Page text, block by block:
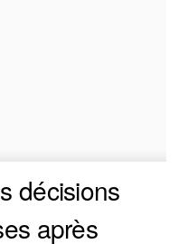
décisions
après